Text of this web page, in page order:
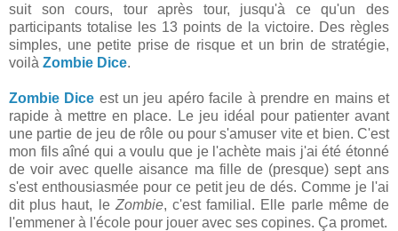
suit son cours, tour après tour, jusqu'à ce qu'un des
participants totalise les 13 points de la victoire. Des règles
simples, une petite prise de risque et un brin de stratégie,
voilà Zombie Dice.
Zombie Dice est un jeu apéro facile à prendre en mains et
rapide à mettre en place. Le jeu idéal pour patienter avant
une partie de jeu de rôle ou pour s'amuser vite et bien. C'est
mon fils aîné qui a voulu que je l'achète mais j'ai été étonné
de voir avec quelle aisance ma fille de (presque) sept ans
s'est enthousiasmée pour ce petit jeu de dés. Comme je l'ai
dit plus haut, le Zombie, c'est familial. Elle parle même de
l'emmener à l'école pour jouer avec ses copines. Ça promet.